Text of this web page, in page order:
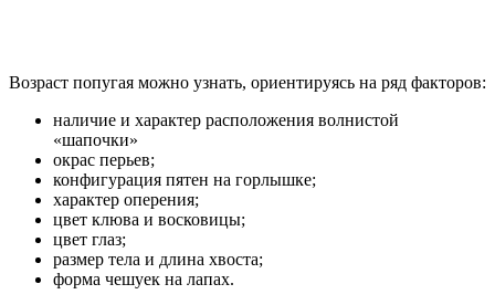
Возраст попугая можно узнать, ориентируясь на ряд факторов:
наличие и характер расположения волнистой
«шапочки»
окрас перьев;
конфигурация пятен на горлышке;
характер оперения;
цвет клюва и восковицы;
цвет глаз;
размер тела и длина хвоста;
форма чешуек на лапах.